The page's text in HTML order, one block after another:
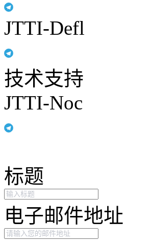
JTTI-Defl
技术支持
JTTI-Noc
标题
电子邮件地址